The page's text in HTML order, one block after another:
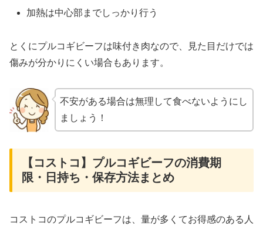
加熱は中心部までしっかり行う
とくにプルコギビーフは味付き肉なので、見た目だけでは
傷みが分かりにくい場合もあります。
不安がある場合は無理して食べないようにし
ましょう！
【コストコ】プルコギビーフの消費期
限・日持ち・保存方法まとめ
コストコのプルコギビーフは、量が多くてお得感のある人